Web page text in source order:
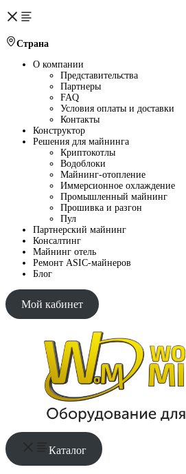
Страна
О компании
Представительства
Партнеры
FAQ
Условия оплаты и доставки
Контакты
Конструктор
Решения для майнинга
Криптокотлы
Водоблоки
Майнинг-отопление
Иммерсионное охлаждение
Промышленный майнинг
Прошивка и разгон
Пул
Партнерский майнинг
Консалтинг
Майнинг отель
Ремонт ASIC-майнеров
Блог
Мой кабинет
Каталог